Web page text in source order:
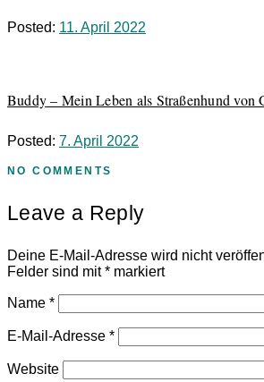
Posted: 11. April 2022
Buddy – Mein Leben als Straßenhund von
Posted: 7. April 2022
NO COMMENTS
Leave a Reply
Deine E-Mail-Adresse wird nicht
Felder sind mit* markiert
Name *
E-Mail-Adresse *
Website